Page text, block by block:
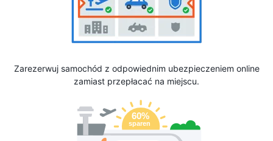
Zarezerwuj samochód z odpowiednim ubezpieczeniem online
zamiast przepłacać na miejscu.